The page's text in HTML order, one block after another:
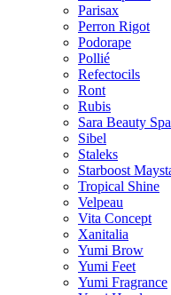
Parisax
Perron Rigot
Podorape
Pollié
Refectocils
Ront
Rubis
Sara Beauty Spa
Sibel
Staleks
Starboost
Tropical Shine
Velpeau
Vita Concept
Xanitalia
Yumi Brow
Yumi Feet
Yumi Fragrance